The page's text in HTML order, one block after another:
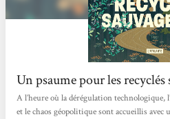
Un psaume pour les
A l’heure où la dérégulation technologique,
et le chaos géopolitique sont accueillis